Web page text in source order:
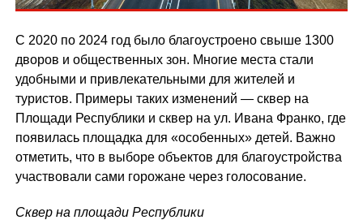
С 2020 по 2024 год было благоустроено свыше 1300
дворов и общественных зон. Многие места стали
удобными и привлекательными для жителей и
туристов. Примеры таких изменений — сквер на
Площади Республики и сквер на ул. Ивана Франко, где
появилась площадка для «особенных» детей. Важно
отметить, что в выборе объектов для благоустройства
участвовали сами горожане через голосование.
Сквер на площади Республики